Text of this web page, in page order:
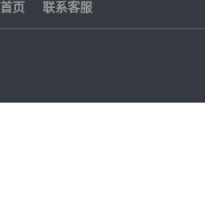
首页 联系客服